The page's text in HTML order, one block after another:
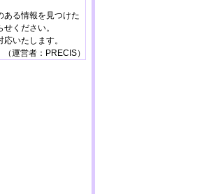
ある情報を見つけた
ください。
いたします。
（運営者：PRECIS）